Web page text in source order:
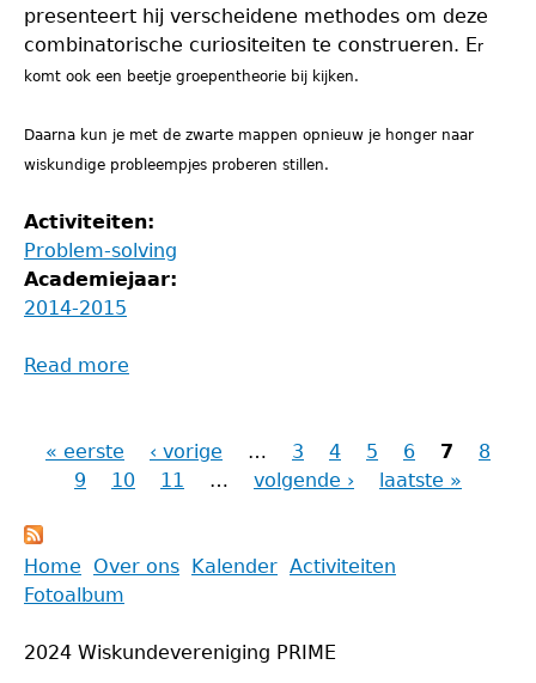
presenteert hij verscheidene methodes om deze
combinatorische curiositeiten te construeren. Er
komt ook een beetje groepentheorie bij kijken.
Daarna kun je met de zwarte mappen opnieuw je honger naar
wiskundige probleempjes proberen stillen.
Activiteiten:
Problem-solving
Academiejaar:
2014-2015
Read more
Pagina's
« eerste ‹ vorige … 3 4 5 6 7
8
9
10 11 … volgende › laatste »
Back
to
Main
menu
Home Over ons Kalender Activiteiten
Fotoalbum
2024 Wiskundevereniging PRIME